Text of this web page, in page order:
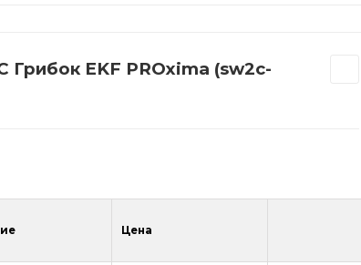
Грибок EKF PROxima (sw2c-
Цена